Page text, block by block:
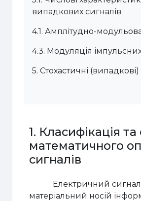
випадкових сигналів
4.1. Амплітудно-
4.3. Модуляція
5. Стохастичні
1. Класифікація
математичного
сигналів
Електричний сигнал
матеріальний носій